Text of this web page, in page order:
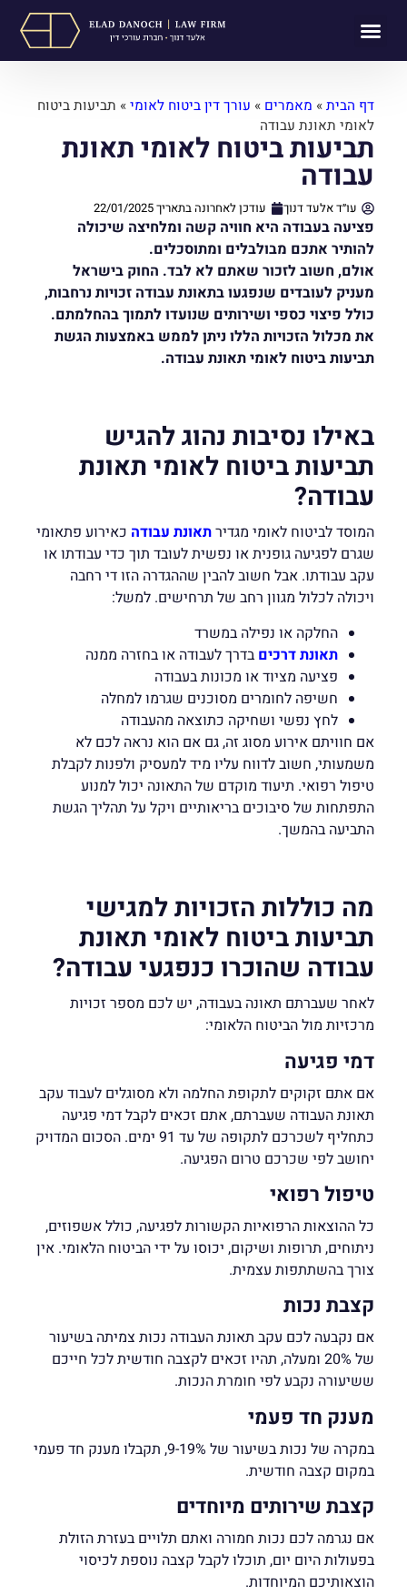
דף הבית» מאמרים » עורך דין ביטוח לאומי» תביעות ביטוח
לאומי תאונת עבודה
תביעות ביטוח לאומי תאונת
עבודה
עו״ד אלעד דנוך עודכן לאחרונה בתאריך22/01/2025
פציעה בעבודה היא חוויה קשה ומלחיצה שיכולה
להותיר אתכם מבולבלים ומתוסכלים.
אולם, חשוב לזכור שאתם לא לבד. החוק בישראל
מעניק לעובדים שנפגעו בתאונת עבודה זכויות נרחבות,
כולל פיצוי כספי ושירותים שנועדו לתמוך בהחלמתם.
את מכלול הזכויות הללו ניתן לממש באמצעות הגשת
תביעות ביטוח לאומי תאונת עבודה.
באילו נסיבות נהוג להגיש
תביעות ביטוח לאומי תאונת
עבודה?
המוסד לביטוח לאומי מגדירתאונת עבודה כאירוע פתאומי
שגרם לפגיעה גופנית או נפשית לעובד תוך כדי עבודתו או
עקב עבודתו. אבל חשוב להבין שההגדרה הזו די רחבה
ויכולה לכלול מגוון רחב של תרחישים. למשל:
החלקה או נפילה במשרד
תאונת דרכים בדרך לעבודה או בחזרה ממנה
פציעה מציוד או מכונות בעבודה
חשיפה לחומרים מסוכנים שגרמו למחלה
לחץ נפשי ושחיקה כתוצאה מהעבודה
אם חוויתם אירוע מסוג זה, גם אם הוא נראה לכם לא
משמעותי, חשוב לדווח עליו מיד למעסיק ולפנות לקבלת
טיפול רפואי. תיעוד מוקדם של התאונה יכול למנוע
התפתחות של סיבוכים בריאותיים ויקל על תהליך הגשת
התביעה בהמשך.
מה כוללות הזכויות למגישי
תביעות ביטוח לאומי תאונת
עבודה שהוכרו כנפגעי עבודה?
לאחר שעברתם תאונה בעבודה, יש לכם מספר זכויות
מרכזיות מול הביטוח הלאומי:
דמי פגיעה
אם אתם זקוקים לתקופת החלמה ולא מסוגלים לעבוד עקב
תאונת העבודה שעברתם, אתם זכאים לקבל דמי פגיעה
כתחליף לשכרכם לתקופה של עד 91 ימים. הסכום המדויק
יחושב לפי שכרכם טרום הפגיעה.
טיפול רפואי
כל ההוצאות הרפואיות הקשורות לפגיעה, כולל אשפוזים,
ניתוחים, תרופות ושיקום, יכוסו על ידי הביטוח הלאומי. אין
צורך בהשתתפות עצמית.
קצבת נכות
אם נקבעה לכם עקב תאונת העבודה נכות צמיתה בשיעור
של 20% ומעלה, תהיו זכאים לקצבה חודשית לכל חייכם
ששיעורה נקבע לפי חומרת הנכות.
מענק חד פעמי
במקרה של נכות בשיעור של 9-19%, תקבלו מענק חד פעמי
במקום קצבה חודשית.
קצבת שירותים מיוחדים
אם נגרמה לכם נכות חמורה ואתם תלויים בעזרת הזולת
בפעולות היום יום, תוכלו לקבל קצבה נוספת לכיסוי
הוצאותיכם המיוחדות.